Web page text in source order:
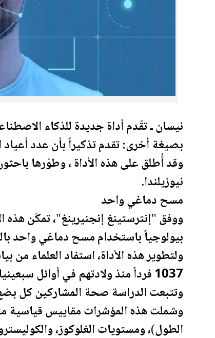
نيسان ـ تقّدم أداة جديدة للذكاء
بصيغة أخرى: تقدم تذكيراً بأن عدد أعياد
وقد أُطلق على هذه الأداة ، وطوّرها
نيوزيلندا.
مسح دماغي واحد
ووفق "إنترستينغ إنجنيرينغ"، تمكّن هذه
بيولوجياً باستخدام مسح دماغي واحد
ولتطوير هذه الأداة، استفاد العلماء من
1037 فرداً منذ ولادتهم في أوائل سبعينيات القرن الماضي.
وتتبعت الدراسةصحةالمشاركين كل
وشملت هذه المؤشرات مقاييس قياسية
الطول)، ومستويات الغلوكوز،